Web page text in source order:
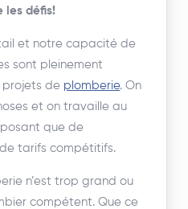
les défis!
et notre capacité de
sont pleinement
projets de plomberie. On
et on travaille au
que de
tarifs compétitifs.
n’est trop grand ou
compétent. Que ce